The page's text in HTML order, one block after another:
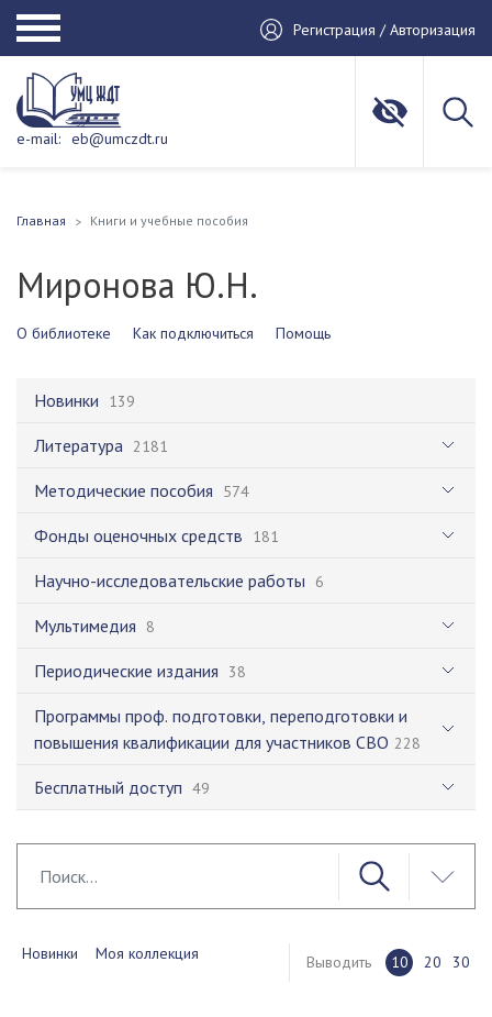
Регистрация / Авторизация
e-mail: eb@umczdt.ru
Главная Книги и учебные пособия
Миронова Ю.Н.
О библиотеке Как подключиться Помощь
Новинки 139
Литература 2181
Методические пособия 574
Фонды оценочных средств 181
Научно-исследовательские работы 6
Мультимедия 8
Периодические издания 38
Программы проф. подготовки, переподготовки и
повышения квалификации для участников СВО 228
Бесплатный доступ 49
Новинки Моя коллекция Выводить 10 20 30